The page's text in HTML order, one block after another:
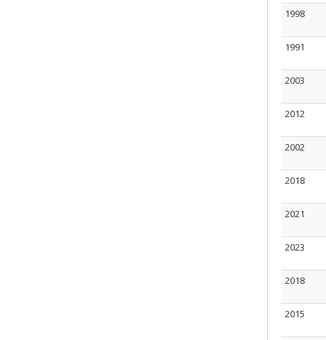
1998
1991
2003
2012
2002
2018
2021
2023
2018
2015